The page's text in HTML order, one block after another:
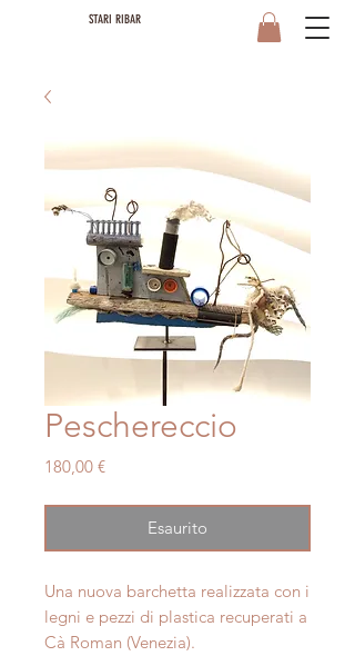
STARI RIBAR
Peschereccio
180,00 €Prezzo
Esaurito
Una nuova barchetta realizzata con i
legni e pezzi di plastica recuperati a
Cà Roman (Venezia).